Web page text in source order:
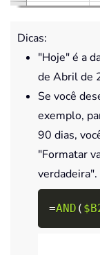
Dicas:
"Hoje" é a
de Abril de
Se você
exemplo,
90 dias,
"Formatar
verdadeira".
=AND (